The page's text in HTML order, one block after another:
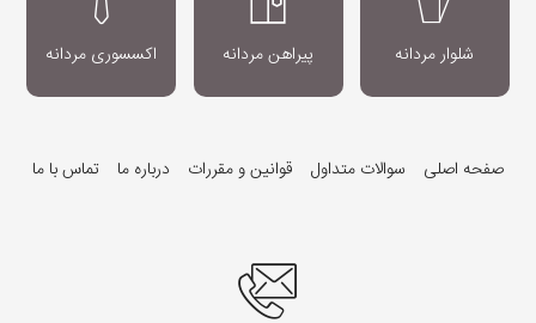
شلوار مردانه پیراهن مردانه اکسسوری مردانه
صفحه اصلی سوالات متداول قوانین و مقررات درباره ما تماس با ما